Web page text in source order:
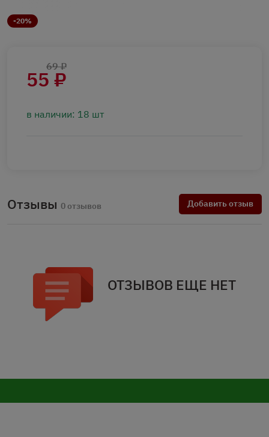
-20%
55 ₽
69 ₽
в наличии: 18 шт
Отзывы 0 отзывов Добавить отзыв
ОТЗЫВОВ ЕЩЕ НЕТ